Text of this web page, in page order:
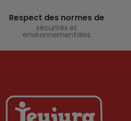
Respect des normes de
sécurités et
environnementales